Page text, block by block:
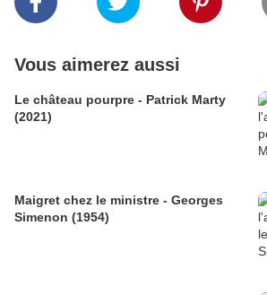
Vous aimerez aussi
Le château pourpre - Patrick Marty
(2021)
Maigret chez le ministre - Georges
Simenon (1954)